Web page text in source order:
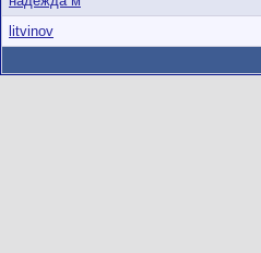
litvinov